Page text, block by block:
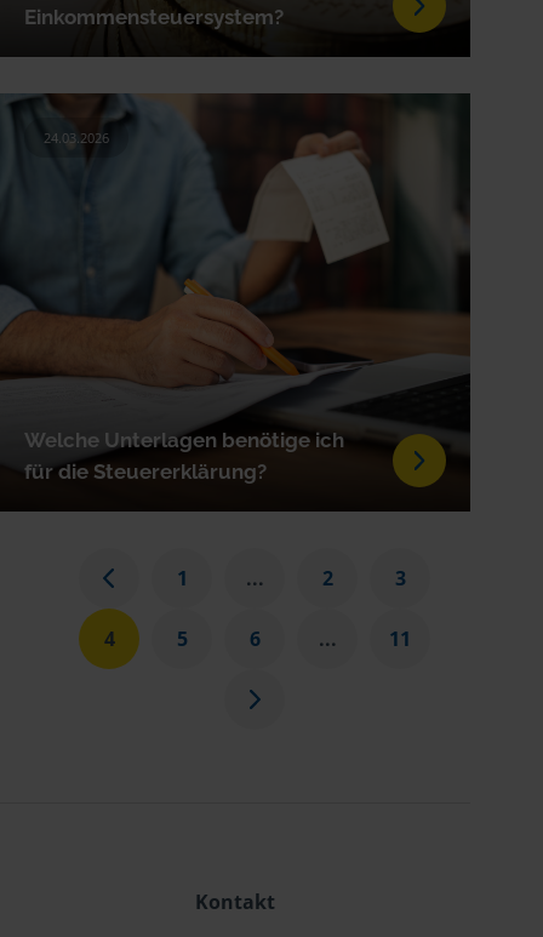
Einkommensteuersystem?
Welche Unterlagen benötige ich
für die Steuer­erklärung?
24.03.2026
1 ... 2 3
4 5 6 ... 11
Kontakt